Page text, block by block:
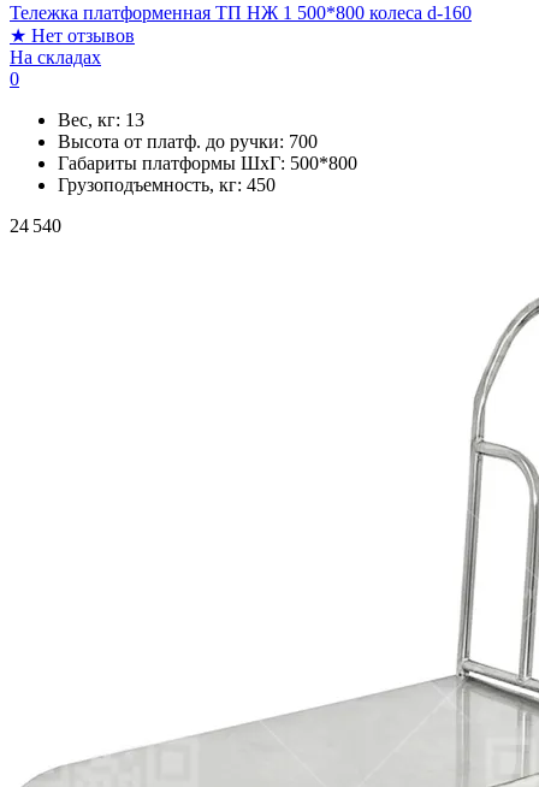
Тележка платформенная ТП НЖ 1 500*800 колеса d-160
★ Нет отзывов
На складах
0
Вес, кг: 13
Высота от платф. до ручки: 700
Габариты платформы ШxГ: 500*800
Грузоподъемность, кг: 450
24 540